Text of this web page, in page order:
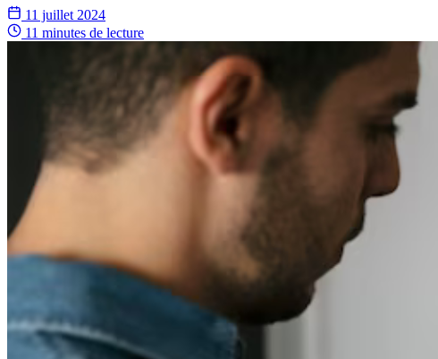
11 juillet 2024
11 minutes de lecture